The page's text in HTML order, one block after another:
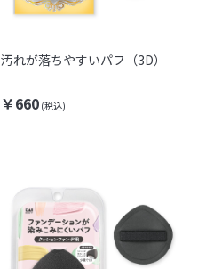
汚れが落ちやすいパフ（3D）
￥660